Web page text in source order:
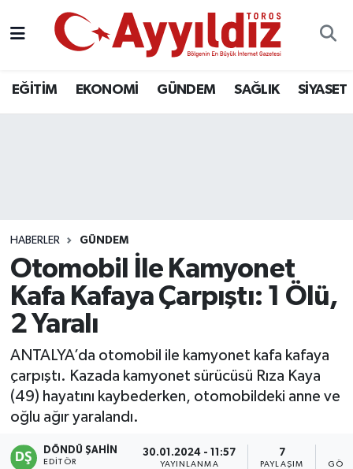
EĞİTİM EKONOMİ GÜNDEM SAĞLIK SİYASET
HABERLER GÜNDEM
Otomobil İle Kamyonet
Kafa Kafaya Çarpıştı: 1 Ölü,
2 Yaralı
ANTALYA’da otomobil ile kamyonet kafa kafaya
çarpıştı. Kazada kamyonet sürücüsü Rıza Kaya
(49) hayatını kaybederken, otomobildeki anne ve
oğlu ağır yaralandı.
DÖNDÜ ŞAHİN
EDITÖR
30.01.2024 - 11:57
YAYINLANMA
7
PAYLAŞIM